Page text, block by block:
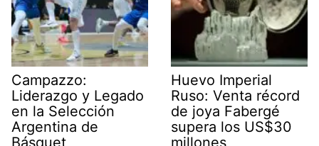
Campazzo:
Liderazgo y Legado
en la Selección
Argentina de
Básquet
Huevo Imperial
Ruso: Venta récord
de joya Fabergé
supera los US$30
millones